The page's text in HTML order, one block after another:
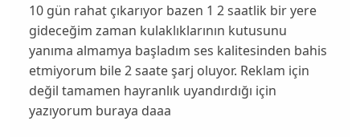
10 gün rahat çıkarıyor bazen 1 2 saatlik bir yere
gideceğim zaman kulaklıklarının kutusunu
yanıma almamya başladım ses kalitesinden bahis
etmiyorum bile 2 saate şarj oluyor. Reklam için
değil tamamen hayranlık uyandırdığı için
yazıyorum buraya daaa